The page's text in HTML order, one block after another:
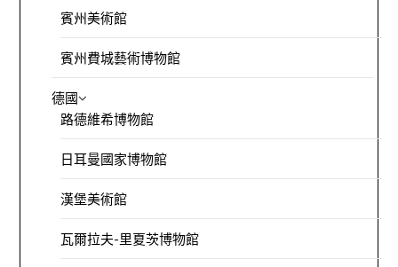
賓州美術館
賓州費城藝術博物館
德國
路德維希博物館
日耳曼國家博物館
漢堡美術館
瓦爾拉夫-里夏茨博物館